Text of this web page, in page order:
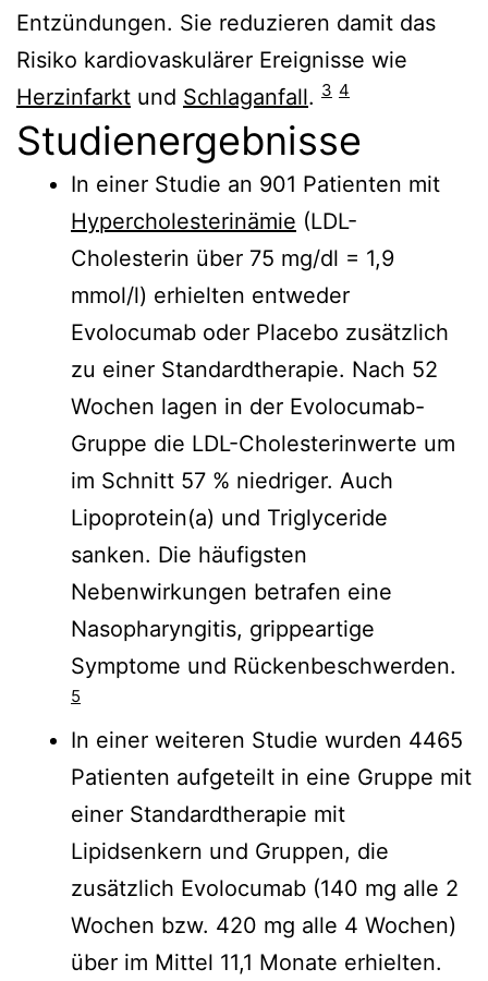
Entzündungen. Sie reduzieren damit das
Risiko kardiovaskulärer Ereignisse wie
Herzinfarkt und Schlaganfall. 3 4
Studienergebnisse
In einer Studie an 901 Patienten mit
Hypercholesterinämie (LDL-
Cholesterin über 75 mg/dl = 1,9
mmol/l) erhielten entweder
Evolocumab oder Placebo zusätzlich
zu einer Standardtherapie. Nach 52
Wochen lagen in der Evolocumab-
Gruppe die LDL-Cholesterinwerte um
im Schnitt 57 % niedriger. Auch
Lipoprotein(a) und Triglyceride
sanken. Die häufigsten
Nebenwirkungen betrafen eine
Nasopharyngitis, grippeartige
Symptome und Rückenbeschwerden.
5
In einer weiteren Studie wurden 4465
Patienten aufgeteilt in eine Gruppe mit
einer Standardtherapie mit
Lipidsenkern und Gruppen, die
zusätzlich Evolocumab (140 mg alle 2
Wochen bzw. 420 mg alle 4 Wochen)
über im Mittel 11,1 Monate erhielten.